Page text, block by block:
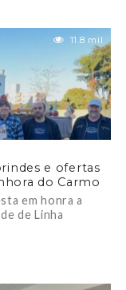
11.8 mil
e ofertas
do Carmo
em honra a
de Linha